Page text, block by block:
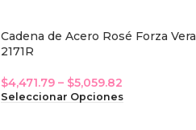
Cadena de Acero Rosé Forza Vera
2171R
$4,471.79 – $5,059.82
Seleccionar Opciones